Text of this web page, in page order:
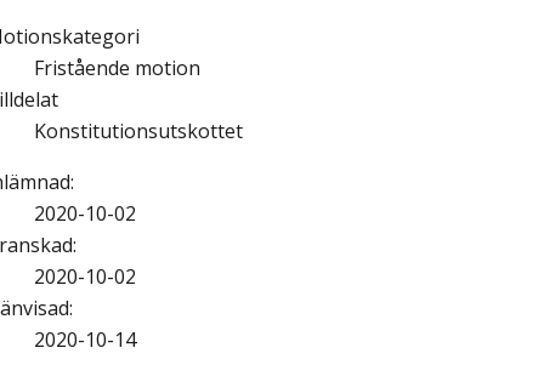
Fristående motion
Konstitutionsutskottet
:
2020-10-02
:
2020-10-02
:
2020-10-14